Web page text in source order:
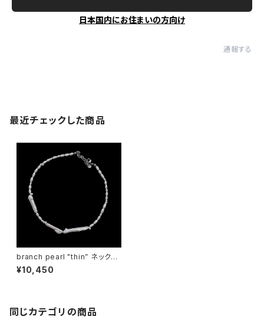
日本国内にお住まいの方向け
通報する
最近チェックした商品
branch pearl "thin” ネックレ
ス
¥10,450
同じカテゴリの商品